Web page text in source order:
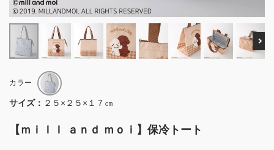
【ｍｉｌｌ ａｎｄ ｍｏｉ】保冷トート
カラー
サイズ： ２５×２５×１７㎝